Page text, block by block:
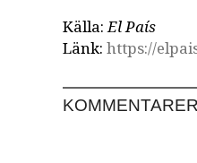
Källa:El País
Länk:https://
KOMMENTARER